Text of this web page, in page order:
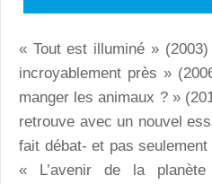
« Tout est illuminé »
incroyablement près »
manger les animaux ? »
retrouve avec un nouvel
fait débat- et pas
« L’avenir de la